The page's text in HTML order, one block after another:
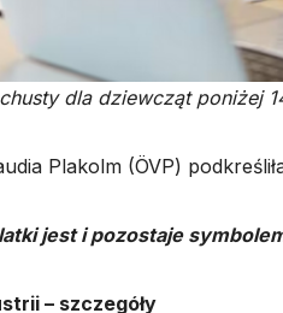
dla dziewcząt poniżej
Plakolm (ÖVP)
jest i pozostaje
– szczegóły